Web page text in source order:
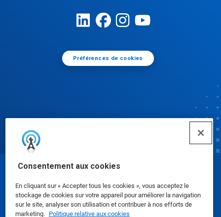
Consentement aux cookies
En cliquant sur « Accepter tous les cookies », vous acceptez le
stockage de cookies sur votre appareil pour améliorer la navigation
sur le site, analyser son utilisation et contribuer à nos efforts de
marketing. Politique relative aux cookies
Préférences de cookies
Fiches de données de sécurité|Politique de